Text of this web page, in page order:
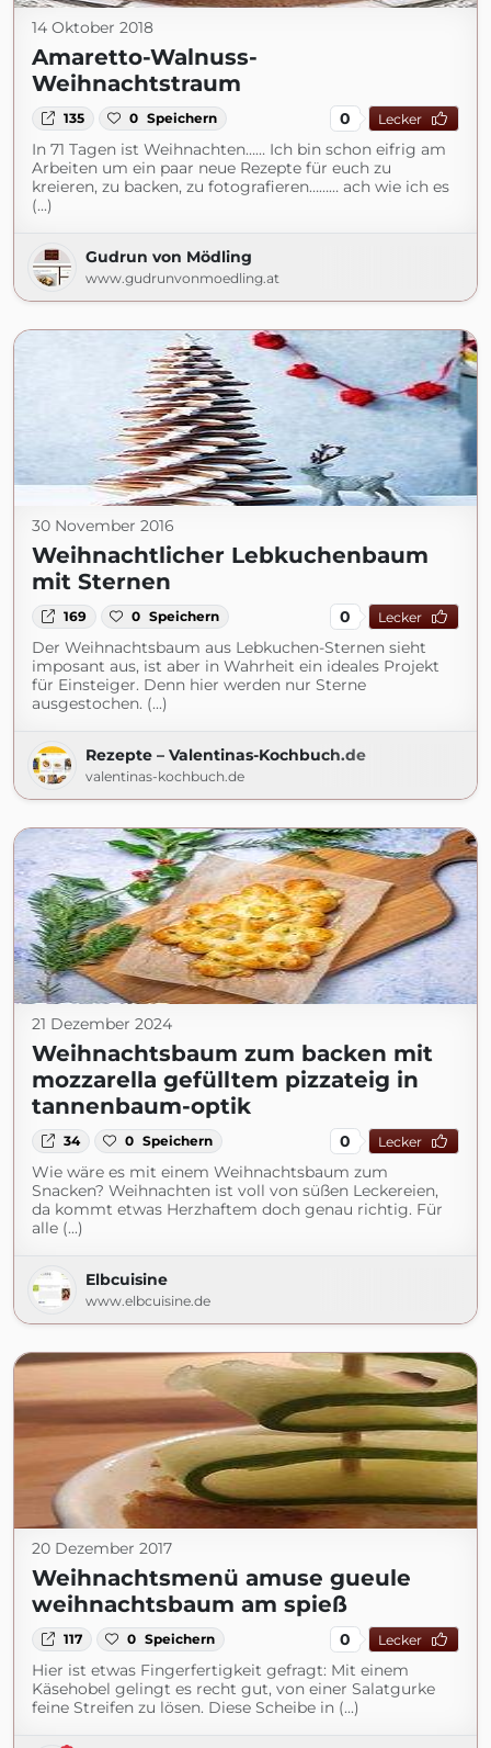
14 Oktober 2018
Amaretto-Walnuss-
Weihnachtstraum
135 0 Speichern 0 Lecker
In 71 Tagen ist Weihnachten…… Ich bin schon eifrig am
Arbeiten um ein paar neue Rezepte für euch zu
kreieren, zu backen, zu fotografieren……… ach wie ich es
(...)
Gudrun von Mödling
www.gudrunvonmoedling.at
30 November 2016
Weihnachtlicher Lebkuchenbaum
mit Sternen
169 0 Speichern 0 Lecker
Der Weihnachtsbaum aus Lebkuchen-Sternen sieht
imposant aus, ist aber in Wahrheit ein ideales Projekt
für Einsteiger. Denn hier werden nur Sterne
ausgestochen. (...)
Rezepte – Valentinas-Kochbuch.de
valentinas-kochbuch.de
21 Dezember 2024
Weihnachtsbaum zum backen mit
mozzarella gefülltem pizzateig in
tannenbaum-optik
34 0 Speichern 0 Lecker
Wie wäre es mit einem Weihnachtsbaum zum
Snacken? Weihnachten ist voll von süßen Leckereien,
da kommt etwas Herzhaftem doch genau richtig. Für
alle (...)
Elbcuisine
www.elbcuisine.de
20 Dezember 2017
Weihnachtsmenü amuse gueule
weihnachtsbaum am spieß
117 0 Speichern 0 Lecker
Hier ist etwas Fingerfertigkeit gefragt: Mit einem
Käsehobel gelingt es recht gut, von einer Salatgurke
feine Streifen zu lösen. Diese Scheibe in (...)